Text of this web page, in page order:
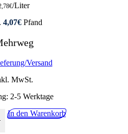
€/Liter
4,07€Pfand
Versand
MwSt.
2-5 Werktage
Weißbier Alkoholfrei 0,0%
In den Warenkorb